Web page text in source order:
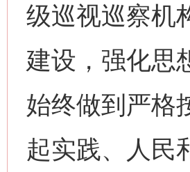
级巡视巡察机
建设，强化思
始终做到严格
起实践、人民